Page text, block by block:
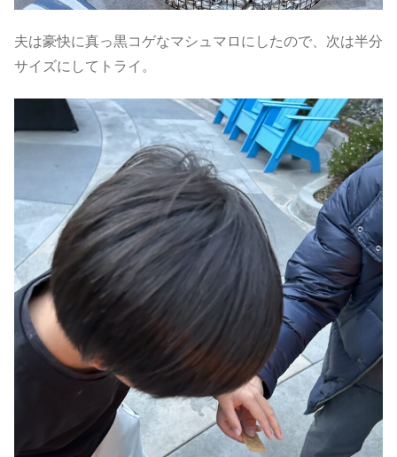
夫は豪快に真っ黒コゲなマシュマロにしたので、次は半分
サイズにしてトライ。